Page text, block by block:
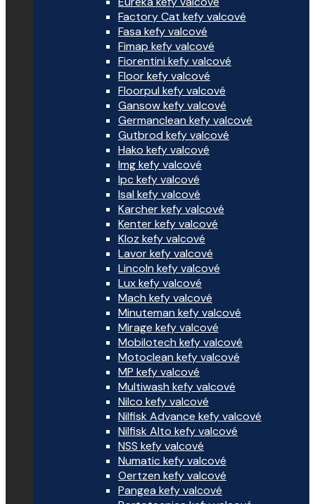
Factory Cat kefy valcové
Fasa kefy valcové
Fimap kefy valcové
Fiorentini kefy valcové
Floor kefy valcové
Floorpul kefy valcové
Gansow kefy valcové
Germanclean kefy valcové
Gutbrod kefy valcové
Hako kefy valcové
Img kefy valcové
Ipc kefy valcové
Isal kefy valcové
Karcher kefy valcové
Kenter kefy valcové
Kloz kefy valcové
Lavor kefy valcové
Lincoln kefy valcové
Lux kefy valcové
Mach kefy valcové
Minuteman kefy valcové
Mirage kefy valcové
Mobilotech kefy valcové
Motoclean kefy valcové
MP kefy valcové
Multiwash kefy valcové
Nilco kefy valcové
Nilfisk Advance kefy valcové
Nilfisk Alto kefy valcové
NSS kefy valcové
Numatic kefy valcové
Oertzen kefy valcové
Pangea kefy valcové